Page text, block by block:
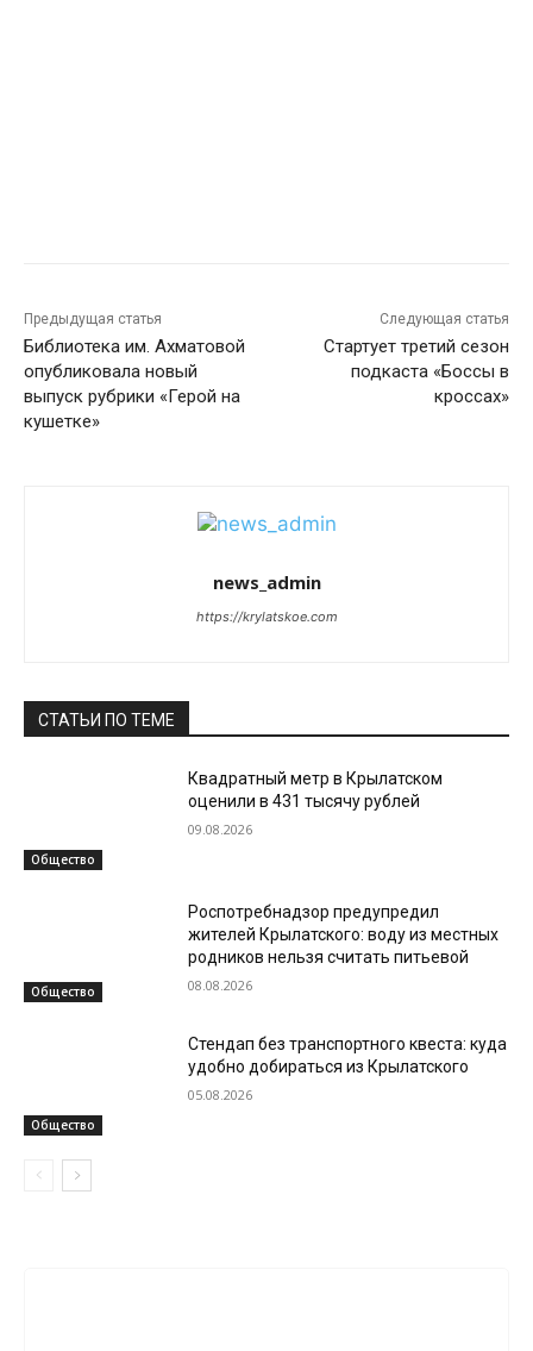
Предыдущая статья
Библиотека им. Ахматовой
опубликовала новый
выпуск рубрики «Герой на
кушетке»
Следующая статья
Стартует третий сезон
подкаста «Боссы в
кроссах»
news_admin
https://krylatskoe.com
СТАТЬИ ПО ТЕМЕ
Общество
Квадратный метр в Крылатском
оценили в 431 тысячу рублей
09.08.2026
Общество
Роспотребнадзор предупредил
жителей Крылатского: воду из местных
родников нельзя считать питьевой
08.08.2026
Общество
Стендап без транспортного квеста: куда
удобно добираться из Крылатского
05.08.2026